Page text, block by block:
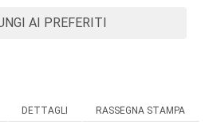
AI PREFERITI
DETTAGLI RASSEGNA STAMPA